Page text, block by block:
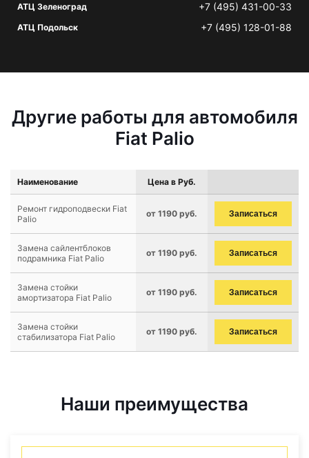
АТЦ Зеленоград +7 (495) 431-00-33
АТЦ Подольск +7 (495) 128-01-88
Другие работы для автомобиля
Fiat Palio
Наименование Цена в Руб.
Ремонт гидроподвески Fiat
Palio
от 1190 руб. Записаться
Замена сайлентблоков
подрамника Fiat Palio
от 1190 руб. Записаться
Замена стойки
амортизатора Fiat Palio
от 1190 руб. Записаться
Замена стойки
стабилизатора Fiat Palio
от 1190 руб. Записаться
Наши преимущества